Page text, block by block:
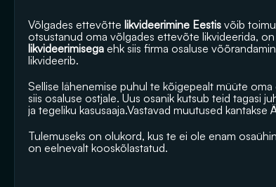
Võlgades ettevõtte likvideerimine Eestis võib
otsustanud oma võlgades ettevõte likvideerida,
likvideerimisega ehk siis firma osaluse
likvideerib.
Sellise lähenemise puhul te kõigepealt müüte
siis osaluse ostjale. Uus osanik kutsub teid tagasi
ja tegeliku kasusaaja.Vastavad muutused
Tulemuseks on olukord, kus te ei ole enam
on eelnevalt kooskõlastatud.